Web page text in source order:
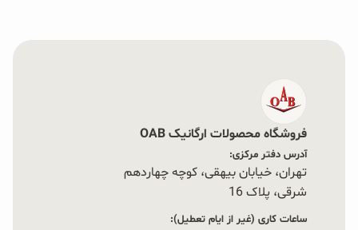
فروشگاه محصولات ارگانیک OAB
آدرس دفتر مرکزی:
تهران، خیابان بیهقی، کوچه چهاردهم
شرقی، پلاک 16‭
ساعات کاری (غیر از ایام تعطیل):